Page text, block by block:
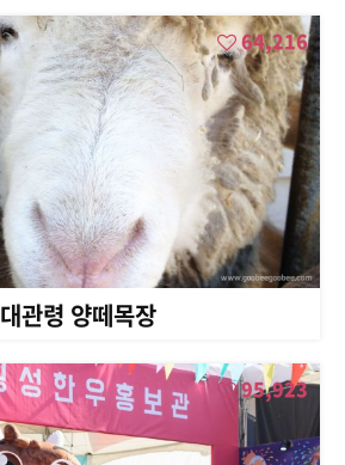
64,216
대관령 양떼목장
95,923